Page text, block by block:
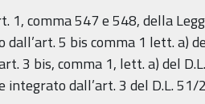
1, comma 547 e 548, della
dall’art. 5 bis comma 1 lett. a)
3 bis, comma 1, lett. a) del
integrato dall’art. 3 del D.L.